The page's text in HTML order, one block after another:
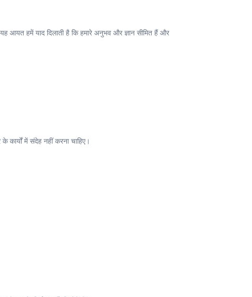
आयत हमें याद दिलाती है कि हमारे अनुभव और ज्ञान सीमित हैं और
में संदेह नहीं करना चाहिए।